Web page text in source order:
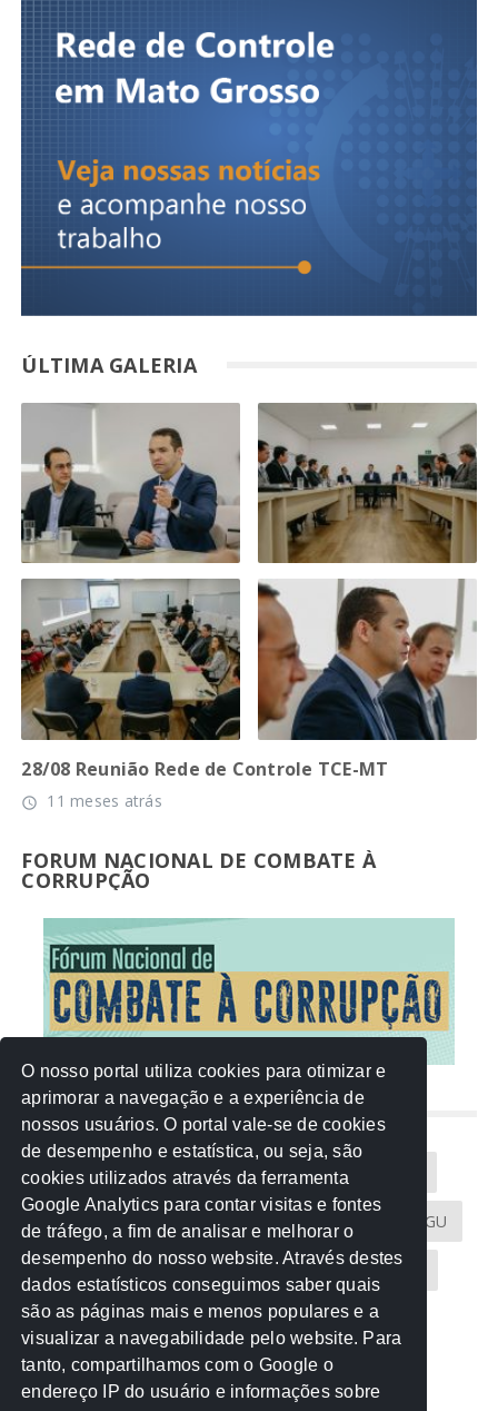
ÚLTIMA GALERIA
28/08 Reunião Rede de Controle TCE-MT
access_time 11 meses atrás
FORUM NACIONAL DE COMBATE À
CORRUPÇÃO
NUVEM DE TAGS
Acontece na Rede AGU AMM
Atricon Audicom CAU-MT CGU
CREA-MT Eventos MPC-MT MPE-MT
MPF Notícias PF PGE-MT PGR
Receita Federal Sem categoria
O nosso portal utiliza cookies para otimizar e
aprimorar a navegação e a experiência de
nossos usuários. O portal vale-se de cookies
de desempenho e estatística, ou seja, são
cookies utilizados através da ferramenta
Google Analytics para contar visitas e fontes
de tráfego, a fim de analisar e melhorar o
desempenho do nosso website. Através destes
dados estatísticos conseguimos saber quais
são as páginas mais e menos populares e a
visualizar a navegabilidade pelo website. Para
tanto, compartilhamos com o Google o
endereço IP do usuário e informações sobre